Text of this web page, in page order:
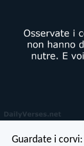
Guardate i